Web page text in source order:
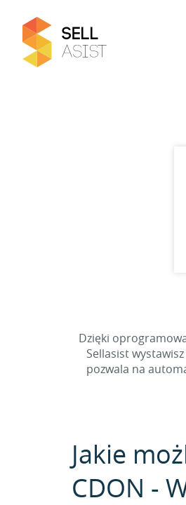
Dzięki
Sellasist
pozwala na
Jakie
CDON -